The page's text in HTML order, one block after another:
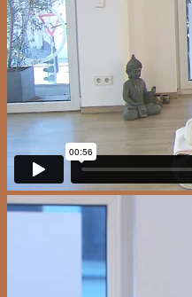
Einzelvideos
Blog
0
Cart
No products in the cart.